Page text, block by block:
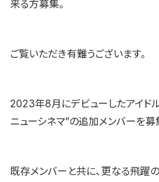
来る方募集。
ご覧いただき有難うございます。
2023年8月にデビューしたアイド
ニューシネマ”の追加メンバーを募
既存メンバーと共に、更なる飛躍